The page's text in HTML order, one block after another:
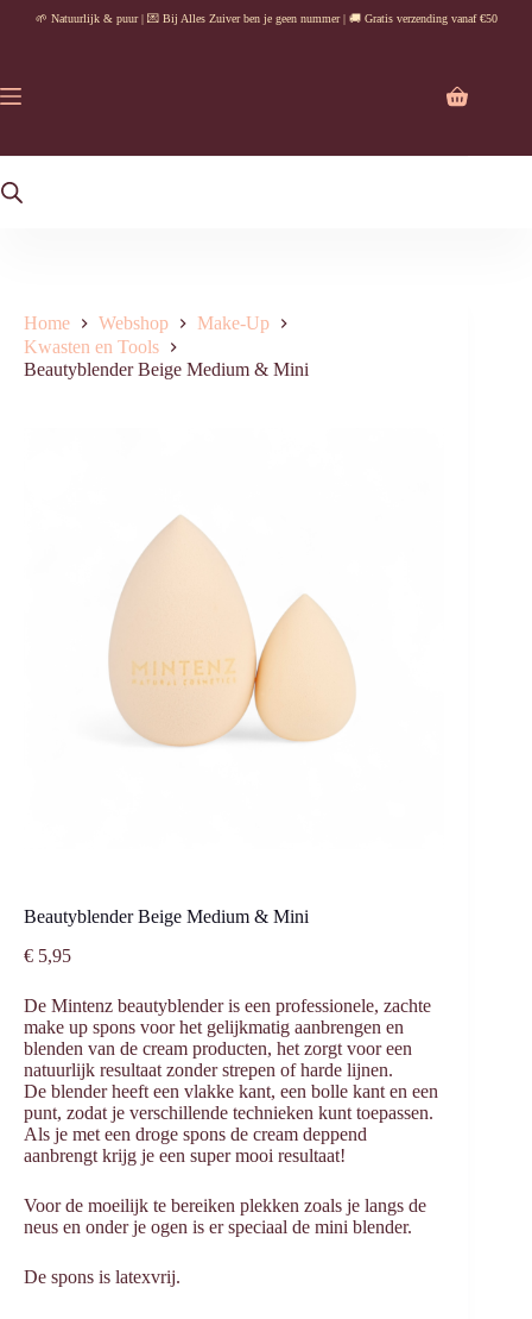
🌱 Natuurlijk & puur | 💌 Bij Alles Zuiver ben je geen nummer | 🚚 Gratis verzending vanaf €50
Home Webshop
Make-Up
Kwasten en Tools
Beautyblender Beige Medium & Mini
Beautyblender Beige Medium & Mini
€ 5,95
De Mintenz beautyblender is een professionele, zachte
make up spons voor het gelijkmatig aanbrengen en
blenden van de cream producten, het zorgt voor een
natuurlijk resultaat zonder strepen of harde lijnen.
De blender heeft een vlakke kant, een bolle kant en een
punt, zodat je verschillende technieken kunt toepassen.
Als je met een droge spons de cream deppend
aanbrengt krijg je een super mooi resultaat!
Voor de moeilijk te bereiken plekken zoals je langs de
neus en onder je ogen is er speciaal de mini blender.
De spons is latexvrij.